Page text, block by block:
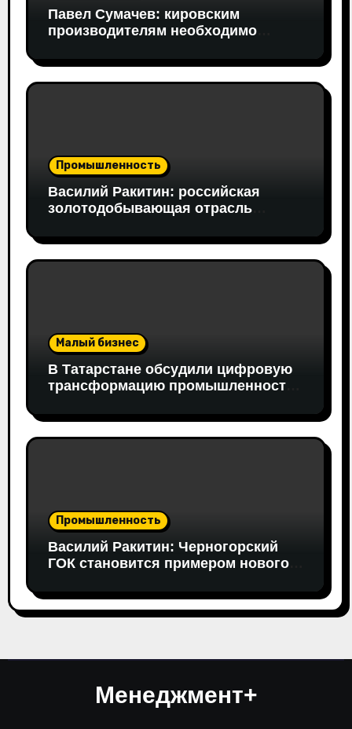
Павел Сумачев: кировским
производителям необходимо
рынок
Промышленность
Василий Ракитин: российская
золотодобывающая отрасль
благодаря перестройке экспорта и
технологической устойчивости
Малый бизнес
В Татарстане обсудили цифровую
трансформацию промышленности:
участие вице-президент «Новой
Формации» Руслан Гайнуллин
Промышленность
Василий Ракитин: Черногорский
ГОК становится примером нового
горнопромышленных проектов
Менеджмент+